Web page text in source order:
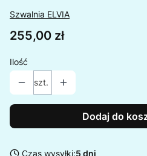
Szwalnia ELVIA
Cena
255,00 zł
Ilość
szt.
Dodaj do
Czas wysyłki:5 dni